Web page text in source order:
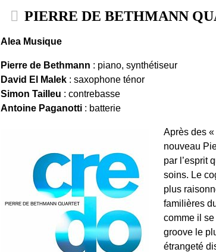
PIERRE DE BETHMANN
Alea Musique
Pierre de Bethmann : piano, synthétiseur
David El Malek : saxophone ténor
Simon Tailleu : contrebasse
Antoine Paganotti : batterie
Après des
nouveau
par l’esprit
soins. Le
plus
familières
comme il se
groove le
étrangeté